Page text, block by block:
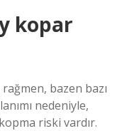
kopar
bazen bazı
nedeniyle,
riski vardır.